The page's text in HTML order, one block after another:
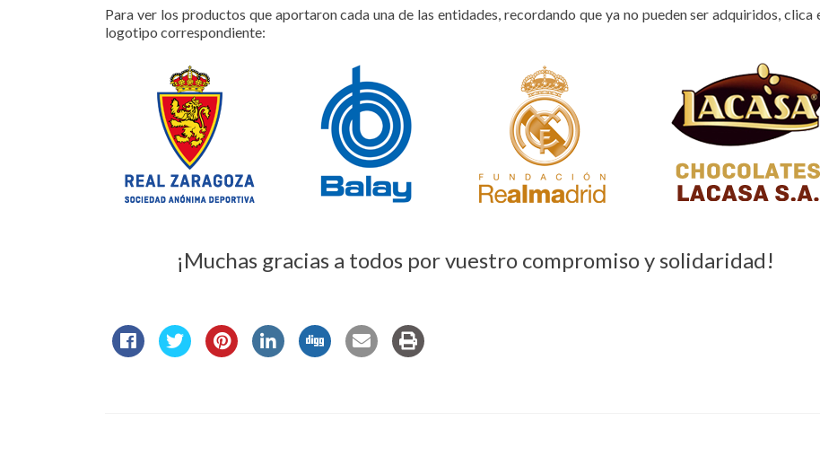
Para ver los productos que aportaron cada una de las entidades, recordando que ya no pueden ser adquiridos, clica
logotipo correspondiente:
¡Muchas gracias a todos por vuestro compromiso y solidaridad!